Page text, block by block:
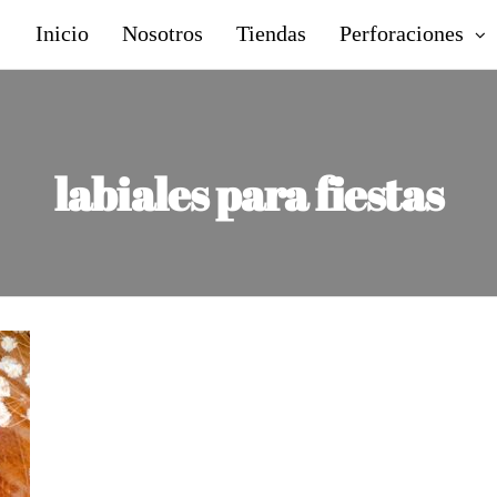
Inicio Nosotros Tiendas Perforaciones
labiales para fiestas